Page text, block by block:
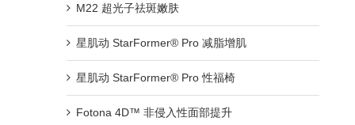
M22 超光子祛斑嫩肤
星肌动 StarFormer® Pro 减脂增肌
星肌动 StarFormer® Pro 性福椅
Fotona 4D™ 非侵入性面部提升